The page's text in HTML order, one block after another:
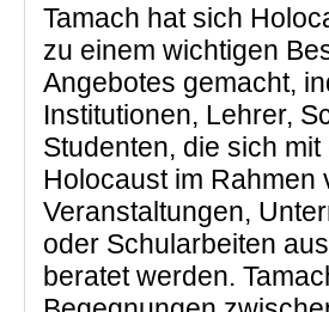
Tamach hat sich
zu einem wichtigen
Angebotes gemacht,
Institutionen, Lehrer,
Studenten, die sich
Holocaust im Rahmen
Veranstaltungen,
oder Schularbeiten
beratet werden.